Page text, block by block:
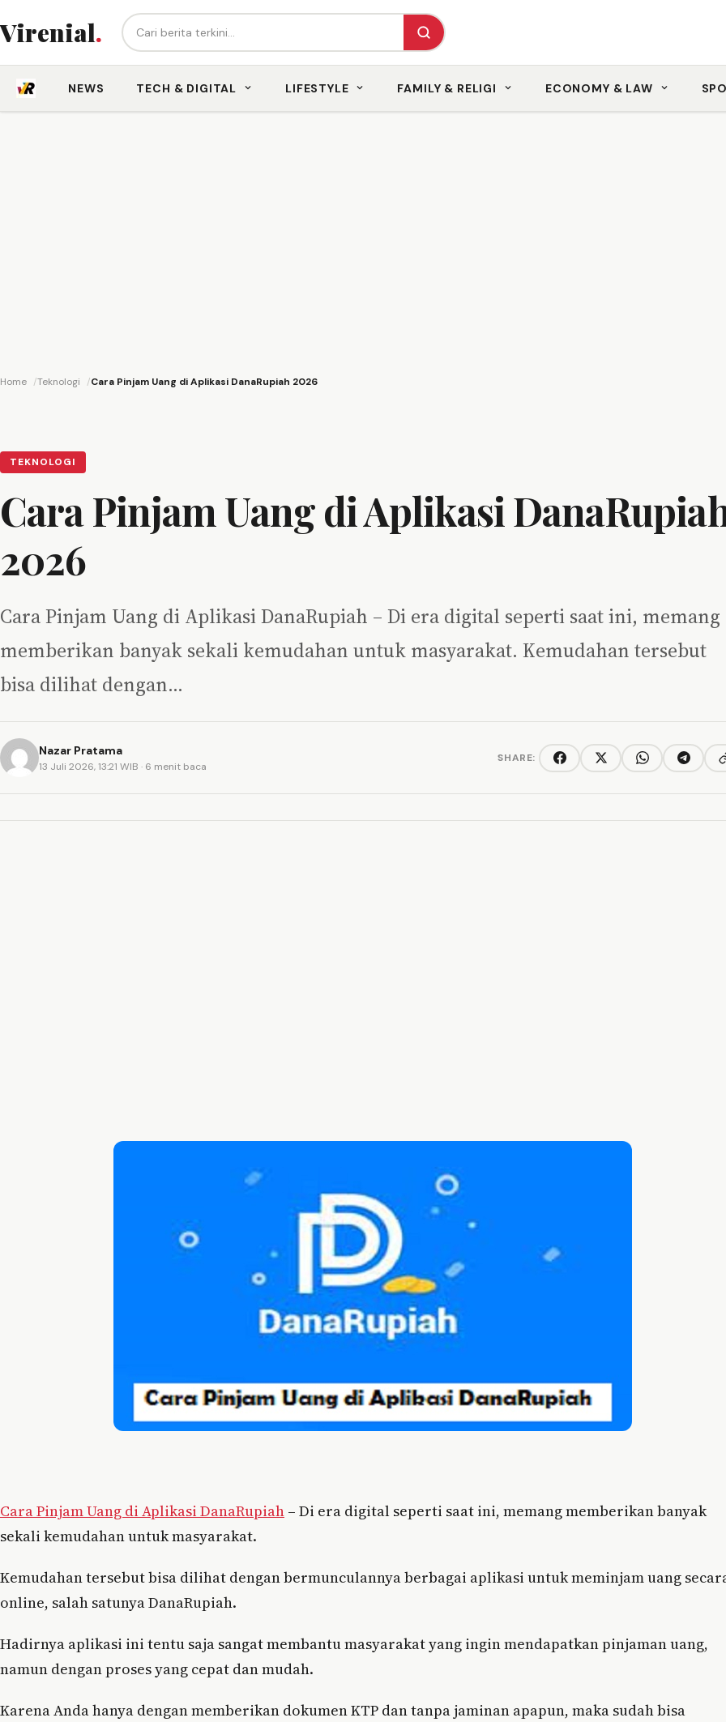
Virenial. Cari berita...
NEWS TECH & DIGITAL LIFESTYLE FAMILY & RELIGI ECONOMY & LAW
Home Teknologi Cara Pinjam Uang di Aplikasi DanaRupiah 2026
TEKNOLOGI
Cara Pinjam Uang di Aplikasi
2026
Cara Pinjam Uang di Aplikasi DanaRupiah – Di era digital seperti saat ini, memang
memberikan banyak sekali kemudahan untuk masyarakat. Kemudahan tersebut
bisa dilihat dengan…
Nazar Pratama
13 Juli 2026, 13:21 WIB · 6 menit baca
SHARE: FacebookTwitter/XWhatsAppTelegram
Cara Pinjam Uang di Aplikasi DanaRupiah – Di era digital seperti saat ini, memang memberikan banyak
sekali kemudahan untuk masyarakat.
Kemudahan tersebut bisa dilihat dengan bermunculannya berbagai aplikasi untuk meminjam uang
online, salah satunya DanaRupiah.
Hadirnya aplikasi ini tentu saja sangat membantu masyarakat yang ingin mendapatkan pinjaman uang,
namun dengan proses yang cepat dan mudah.
Karena Anda hanya dengan memberikan dokumen KTP dan tanpa jaminan apapun, maka sudah bisa